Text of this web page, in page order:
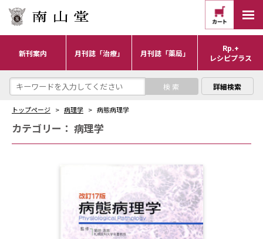
新刊案内 月刊誌「治療」 月刊誌「薬局」
Rp.+
レシピプラス
詳細検索
トップページ 病理学 病態病理学
カテゴリー： 病理学